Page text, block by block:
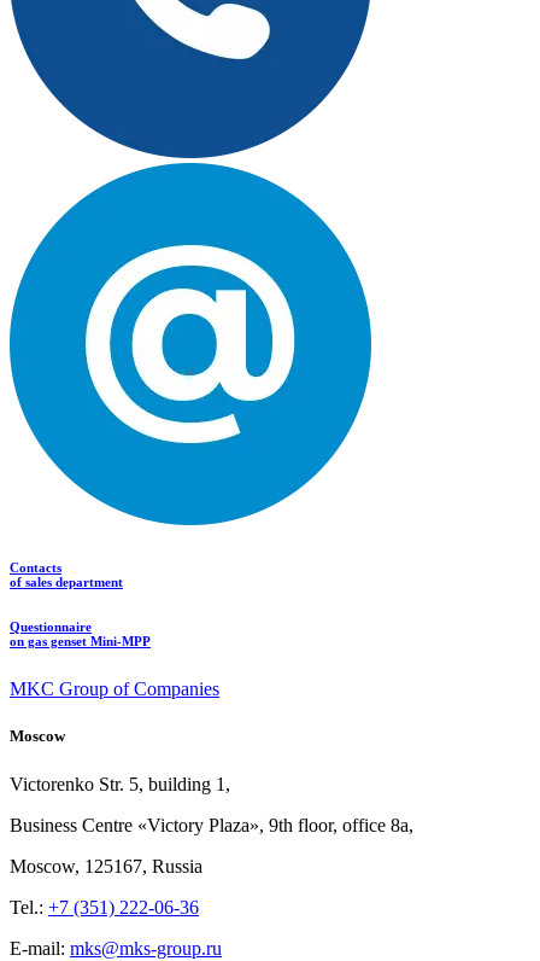
Contacts
of sales department
Questionnaire
on gas genset Mini-MPP
MKC Group of Companies
Moscow
Victorenko Str. 5, building 1,
Business Centre «Victory Plaza», 9th floor, office 8a,
Moscow, 125167, Russia
Tel.: +7 (351) 222-06-36
E-mail: mks@mks-group.ru